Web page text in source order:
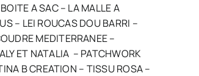
A SAC – LA MALLE A
– LEI ROUCAS DOU BARRI –
MEDITERRANEE –
ET NATALIA – PATCHWORK
B CREATION – TISSU ROSA –